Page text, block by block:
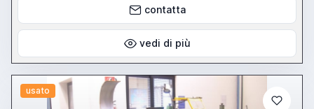
contatta
vedi di più
usato